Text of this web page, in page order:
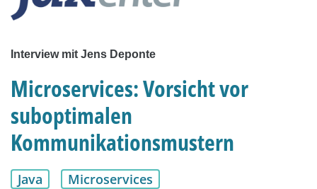
Interview mit Jens Deponte
Microservices: Vorsicht vor
suboptimalen
Kommunikationsmustern
Java
Microservices